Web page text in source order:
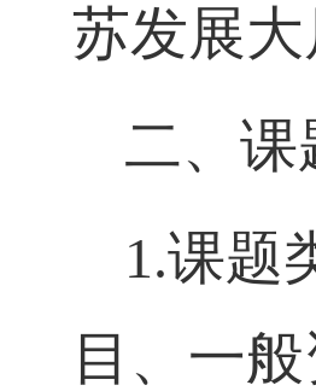
苏发展大
二、课
1.课题
目、一